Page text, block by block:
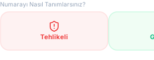
Numarayı Nasıl Tanımlarsınız?
Tehlikeli